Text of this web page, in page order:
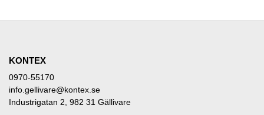
KONTEX
0970-55170
info.gellivare@kontex.se
Industrigatan 2, 982 31 Gällivare